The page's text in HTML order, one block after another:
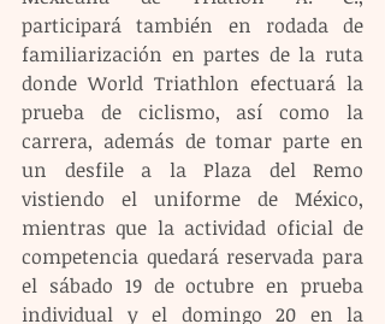
participará también en rodada de
familiarización en partes de la ruta
donde World Triathlon efectuará la
prueba de ciclismo, así como la
carrera, además de tomar parte en
un desfile a la Plaza del Remo
vistiendo el uniforme de México,
mientras que la actividad oficial de
competencia quedará reservada para
el sábado 19 de octubre en prueba
individual y el domingo 20 en la